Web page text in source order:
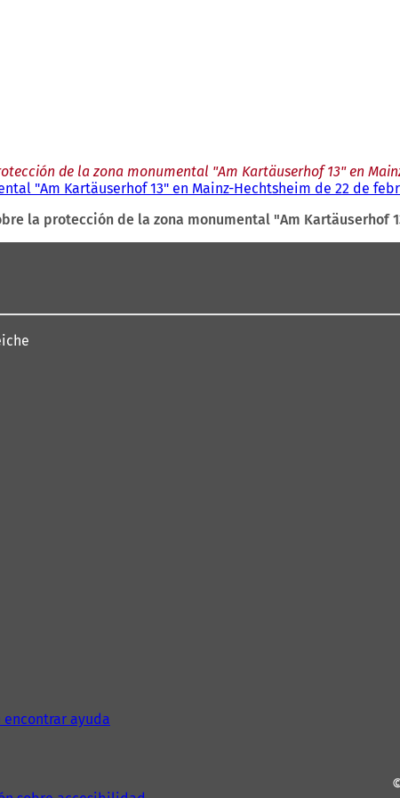
de la zona monumental "Am Kartäuserhof 13" en
"Am Kartäuserhof 13" en Mainz-Hechtsheim de 22 de
la protección de la zona monumental "Am Kartäuserhof
ayuda